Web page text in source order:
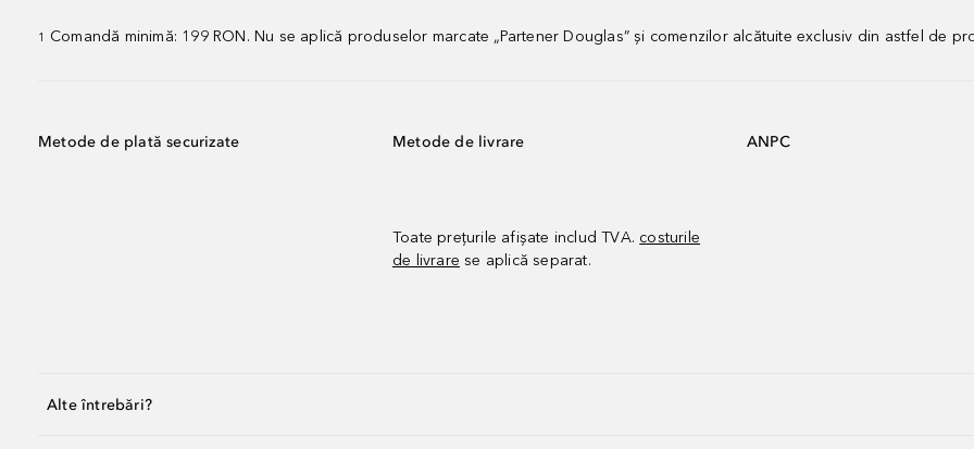
1 Comandă minimă: 199 RON. Nu se aplică produselor marcate „Partener Douglas” și comenzilor alcătuite exclusiv din astfel de
Metode de plată securizate Metode de livrare
Toate prețurile afișate includ TVA. costurile
de livrare se aplică separat.
ANPC
Alte întrebări?